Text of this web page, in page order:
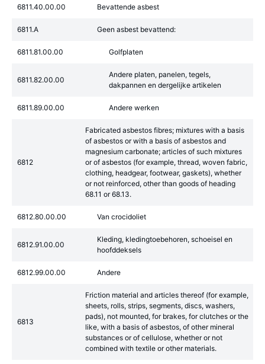
6811.40.00.00 Bevattende asbest
6811.A Geen asbest bevattend:
6811.81.00.00 Golfplaten
6811.82.00.00
Andere platen, panelen, tegels,
dakpannen en dergelijke artikelen
6811.89.00.00 Andere werken
6812
Fabricated asbestos fibres; mixtures with a basis
of asbestos or with a basis of asbestos and
magnesium carbonate; articles of such mixtures
or of asbestos (for example, thread, woven fabric,
clothing, headgear, footwear, gaskets), whether
or not reinforced, other than goods of heading
68.11 or 68.13.
6812.80.00.00 Van crocidoliet
6812.91.00.00
Kleding, kledingtoebehoren, schoeisel en
hoofddeksels
6812.99.00.00 Andere
6813
Friction material and articles thereof (for example,
sheets, rolls, strips, segments, discs, washers,
pads), not mounted, for brakes, for clutches or the
like, with a basis of asbestos, of other mineral
substances or of cellulose, whether or not
combined with textile or other materials.